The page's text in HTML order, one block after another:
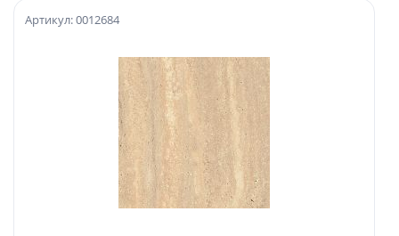
Артикул: 0012684